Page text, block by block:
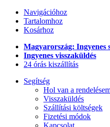
Navigációhoz
Tartalomhoz
Kosárhoz
Magyarország: Ingyenes
Ingyenes visszaküldés
24 órás kiszállítás
Segítség
Hol van a
Visszaküldés
Szállítási költségek
Fizetési módok
Kapcsolat